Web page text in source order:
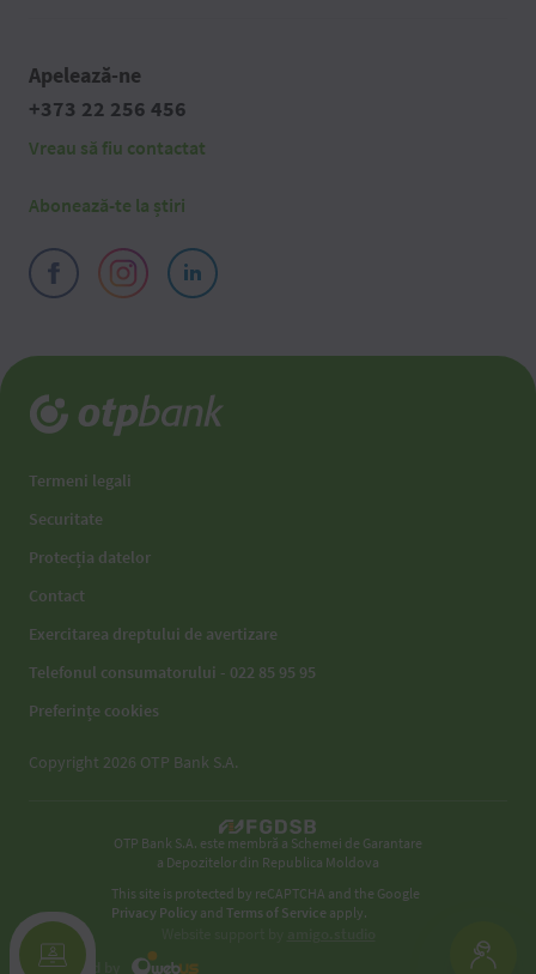
Apelează-ne
+373 22 256 456
Vreau să fiu contactat
Abonează-te la știri
Termeni legali
Securitate
Protecția datelor
Contact
Exercitarea dreptului de avertizare
Telefonul consumatorului - 022 85 95 95
Preferințe cookies
Copyright 2026 OTP Bank S.A.
OTP Bank S.A. este membră a Schemei de Garantare
a Depozitelor din Republica Moldova
This site is protected by reCAPTCHA and the Google
Privacy Policy andTerms of Service apply.
Developed by